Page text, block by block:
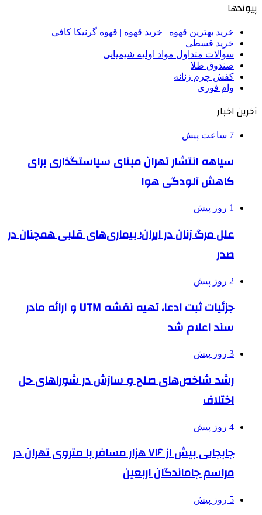
پیوندها
خرید بهترین قهوه | خرید قهوه | قهوه گرنیکا کافی
خرید قسطی
سوالات متداول مواد اولیه شیمیایی
صندوق طلا
کفش چرم زنانه
وام فوری
آخرین اخبار
7 ساعت پیش
سیاهه انتشار تهران مبنای سیاستگذاری برای
کاهش آلودگی هوا
1 روز پیش
علل مرگ زنان در ایران؛ بیماری‌های قلبی همچنان در
صدر
2 روز پیش
جزئیات ثبت ادعا، تهیه نقشه UTM و ارائه مادر
سند اعلام شد
3 روز پیش
رشد شاخص‌های صلح و سازش در شوراهای حل
اختلاف
4 روز پیش
جابجایی بیش از ۷۱۶ هزار مسافر با متروی تهران در
مراسم جاماندگان اربعین
5 روز پیش